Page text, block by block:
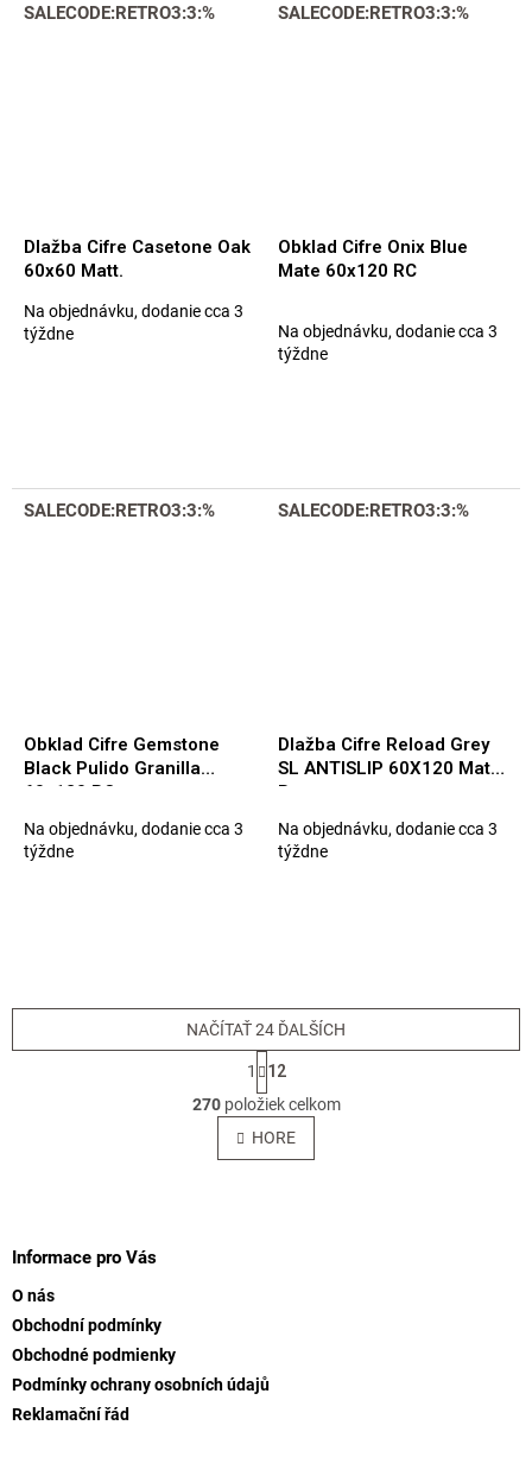
SALECODE:RETRO3:3:%
Dlažba Cifre Casetone Oak
60x60 Matt.
Priemerné
hodnotenie
Na objednávku, dodanie cca 3
týždne
SALECODE:RETRO3:3:%
Obklad Cifre Onix Blue
Mate 60x120 RC
Na objednávku, dodanie cca 3
týždne
SALECODE:RETRO3:3:%
Obklad Cifre Gemstone
Black Pulido Granilla
60x120 RC
Na objednávku, dodanie cca 3
týždne
SALECODE:RETRO3:3:%
Dlažba Cifre Reload Grey
SL ANTISLIP 60X120 Matt.
Rett.
Na objednávku, dodanie cca 3
týždne
O
v
l
á
y
NAČÍTAŤ 24 ĎALŠÍCH
S
t
r
á
n
k
1
12
270položiek celkom
HORE
Informace pro Vás
O nás
Obchodní podmínky
Obchodné podmienky
Podmínky ochrany osobních údajů
Reklamační řád